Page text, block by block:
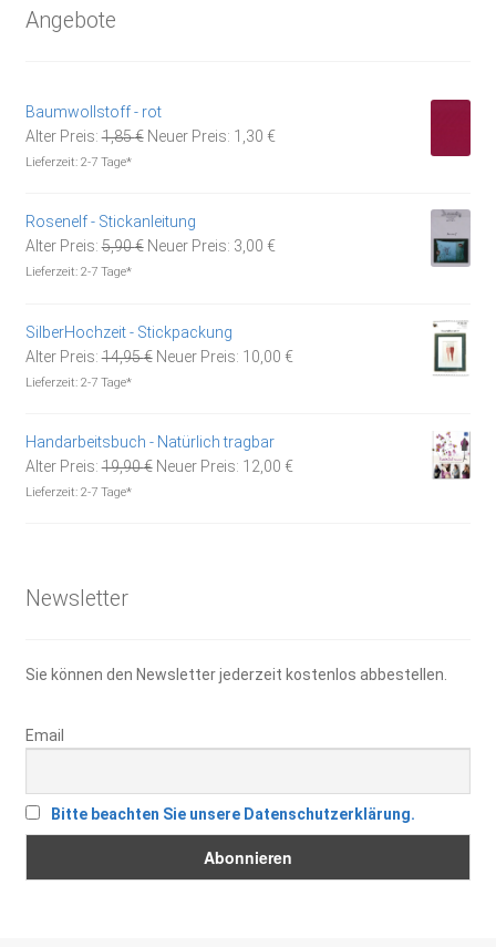
Angebote
Baumwollstoff - rot
Alter Preis: 1,85€ Ursprünglicher
Neuer Preis: 1,30 €Aktueller
Lieferzeit: 2-7 Tage*
Rosenelf - Stickanleitung
Alter Preis: 5,90€ Ursprünglicher
Neuer Preis: 3,00 €Aktueller
Lieferzeit: 2-7 Tage*
SilberHochzeit - Stickpackung
Alter Preis: 14,95€ Ursprünglicher
Neuer Preis: 10,00 €Aktueller
Lieferzeit: 2-7 Tage*
Handarbeitsbuch - Natürlich tragbar
Alter Preis: 19,90€ Ursprünglicher
Neuer Preis: 12,00 €Aktueller
Lieferzeit: 2-7 Tage*
Newsletter
Sie können den Newsletter jederzeit kostenlos abbestellen.
Email
Bitte beachten Sie unsere Datenschutzerklärung.